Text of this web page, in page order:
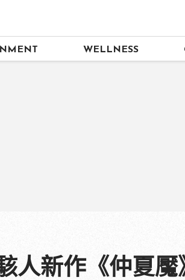
WELLNESS
人新作《仲夏